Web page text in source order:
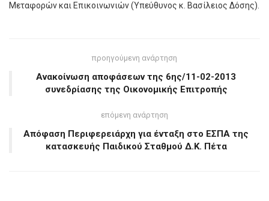
Μεταφορών και Επικοινωνιών (Υπεύθυνος κ. Βασίλειος Δόσης).
προηγούμενη ανάρτηση
Ανακοίνωση αποφάσεων της 6ης/11-02-2013
συνεδρίασης της Οικονομικής Επιτροπής
επόμενη ανάρτηση
Απόφαση Περιφερειάρχη για ένταξη στο ΕΣΠΑ της
κατασκευής Παιδικού Σταθμού Δ.Κ. Πέτα